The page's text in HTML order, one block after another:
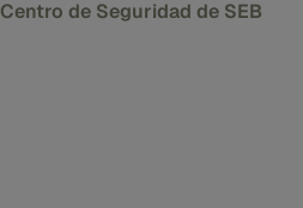
de Seguridad de SEB